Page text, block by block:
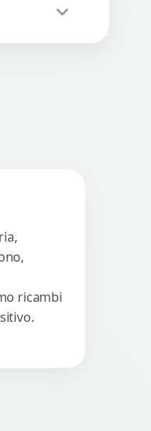
ricambi